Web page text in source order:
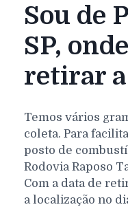
Sou de
SP,
retirar
Temos vários
coleta. Para
posto de
Rodovia Raposo
Com a data de
a localização no